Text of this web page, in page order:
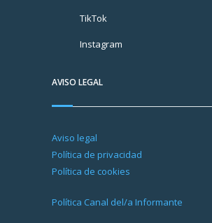
TikTok
Instagram
AVISO LEGAL
Aviso legal
Política de privacidad
Política de cookies
Política Canal del/a Informante